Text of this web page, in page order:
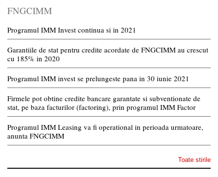
FNGCIMM
Programul IMM Invest continua si in 2021
Garantiile de stat pentru credite acordate de FNGCIMM au crescut
cu 185% in 2020
Programul IMM invest se prelungeste pana in 30 iunie 2021
Firmele pot obtine credite bancare garantate si subventionate de
stat, pe baza facturilor (factoring), prin programul IMM Factor
Programul IMM Leasing va fi operational in perioada urmatoare,
anunta FNGCIMM
Toate stirile